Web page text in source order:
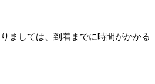
ましては、到着までに時間がかかる